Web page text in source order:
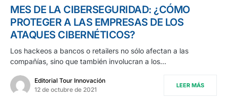
MES DE LA CIBERSEGURIDAD: ¿CÓMO
PROTEGER A LAS EMPRESAS DE LOS
ATAQUES CIBERNÉTICOS?
Los hackeos a bancos o retailers no sólo afectan a las
compañías, sino que también involucran a los…
Editorial Tour Innovación
12 de octubre de 2021
LEER MÁS